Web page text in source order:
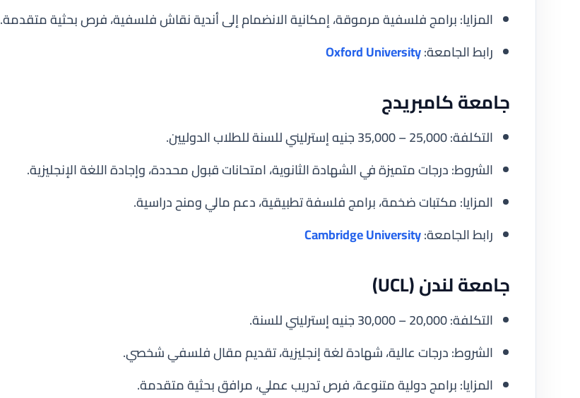
المزايا: برامج فلسفية مرموقة، إمكانية الانضمام إلى أندية نقاش فلسفية، فرص بحثية متقدمة.
رابط الجامعة:Oxford University
جامعة كامبريدج
التكلفة: 25,000 – 35,000 جنيه إسترليني للسنة للطلاب الدوليين.
الشروط: درجات متميزة في الشهادة الثانوية، امتحانات قبول محددة، وإجادة اللغة الإنجليزية.
المزايا: مكتبات ضخمة، برامج فلسفة تطبيقية، دعم مالي ومنح دراسية.
رابط الجامعة:Cambridge University
جامعة لندن (UCL)
التكلفة: 20,000 – 30,000 جنيه إسترليني للسنة.
الشروط: درجات عالية، شهادة لغة إنجليزية، تقديم مقال فلسفي شخصي.
المزايا: برامج دولية متنوعة، فرص تدريب عملي، مرافق بحثية متقدمة.